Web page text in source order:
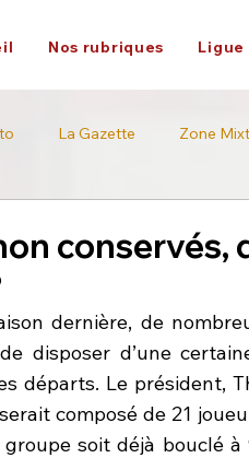
Nos rubriques Ligue
La Gazette Zone
conservés,
disposer d’une
départs. Le président,
composé de 21
soit déjà bouclé